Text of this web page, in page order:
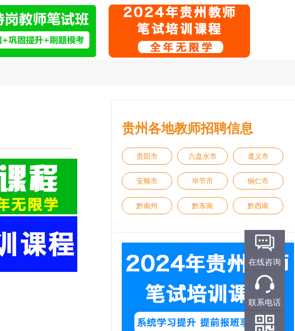
贵州各地教师招聘信息
贵阳市 六盘水市 遵义市
安顺市 毕节市 铜仁市
黔南州 黔东南 黔西南
在线咨询
联系电话